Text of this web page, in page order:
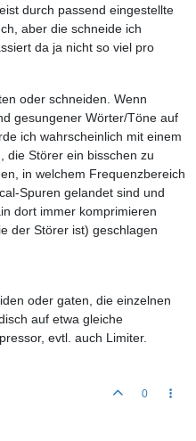
durch passend eingestellte
aber die schneide ich
da ja nicht so viel pro
oder schneiden. Wenn
gesungener Wörter/Töne auf
ich wahrscheinlich mit einem
die Störer ein bisschen zu
in welchem Frequenzbereich
Spuren gelandet sind und
dort immer komprimieren
der Störer ist) geschlagen
oder gaten, die einzelnen
auf etwa gleiche
evtl. auch Limiter.
0